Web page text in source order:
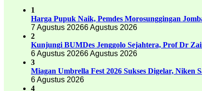
1
Harga Pupuk Naik, Pemdes Morosunggingan
7 Agustus 20266 Agustus 2026
2
Kunjungi BUMDes Jenggolo Sejahtera, Prof Dr
6 Agustus 20266 Agustus 2026
3
Miagan Umbrella Fest 2026 Sukses Digelar,
6 Agustus 2026
4